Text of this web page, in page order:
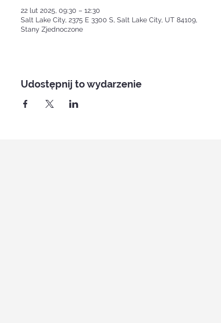
22 lut 2025, 09:30 – 12:30
Salt Lake City, 2375 E 3300 S, Salt Lake City, UT 84109,
Stany Zjednoczone
Udostępnij to wydarzenie